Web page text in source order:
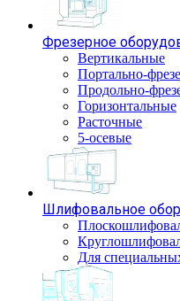
Фрезерное
Вертикальные
Портально-
Продольно-
Горизонтальные
Расточные
5-осевые
Шлифовальное
Для